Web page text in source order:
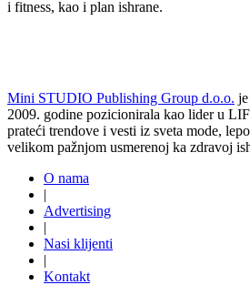
i fitness, kao i plan ishrane.
Mini STUDIO Publishing Group d.o.o.
2009. godine pozicionirala kao lider u
prateći trendove i vesti iz sveta mode,
velikom pažnjom usmerenoj ka zdravoj
O nama
|
Advertising
|
Nasi klijenti
|
Kontakt